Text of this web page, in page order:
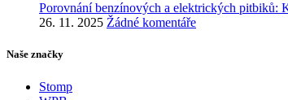
Porovnání benzínových a elektrických pitbiků:
26. 11. 2025 Žádné komentáře
Naše značky
Stomp